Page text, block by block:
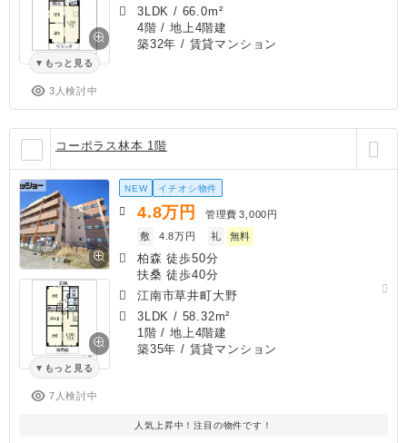
もっと見る
3人検討中
3LDK / 66.0m²
4階 / 地上4階建
築32年 / 賃貸マンション
コーポラス林本 1階
もっと見る
7人検討中
NEW イチオシ物件
4.8万円 管理費 3,000円
敷
4.8万円 礼 無料
柏森 徒歩50分
扶桑 徒歩40分
江南市草井町大野
3LDK / 58.32m²
1階 / 地上4階建
築35年 / 賃貸マンション
人気上昇中！注目の物件です！